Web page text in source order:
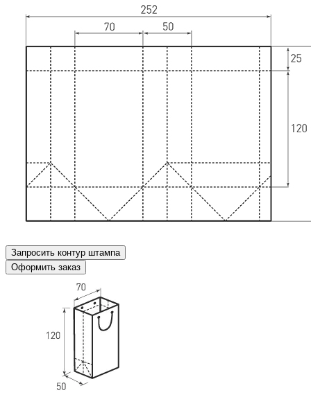
Запросить контур штампа
Оформить заказ